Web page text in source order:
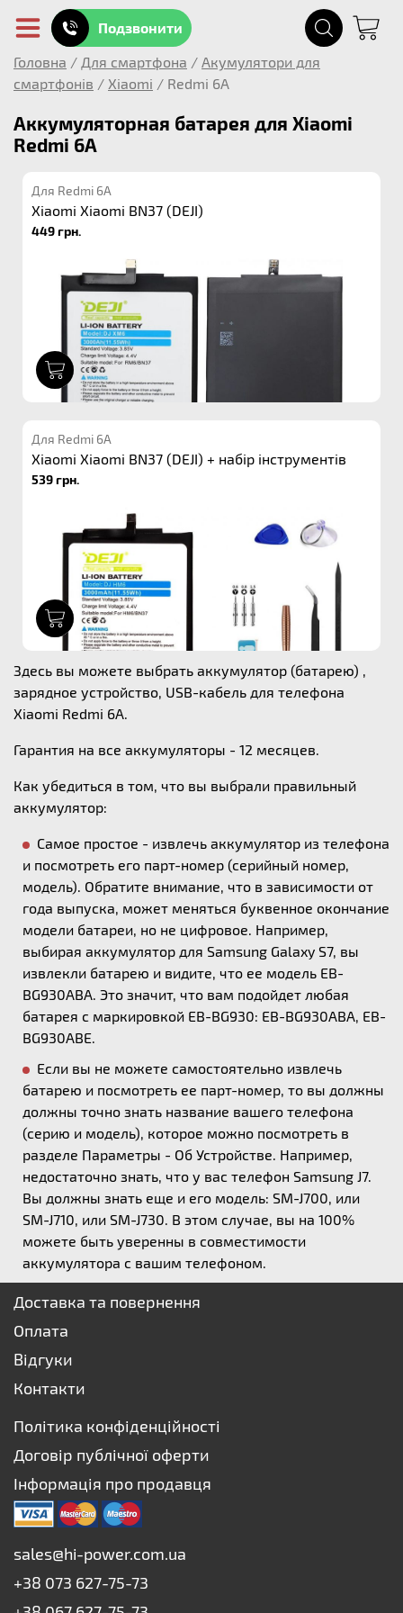
Подзвонити
Головна / Для смартфона / Акумулятори для
смартфонів / Xiaomi / Redmi 6A
Аккумуляторная батарея для Xiaomi
Redmi 6A
Для Redmi 6A
Xiaomi Xiaomi BN37 (DEJI)
449 грн.
Для Redmi 6A
Xiaomi Xiaomi BN37 (DEJI) + набір інструментів
539 грн.
Здесь вы можете выбрать аккумулятор (батарею) ,
зарядное устройство, USB-кабель для телефона
Xiaomi Redmi 6A.
Гарантия на все аккумуляторы - 12 месяцев.
Как убедиться в том, что вы выбрали правильный
аккумулятор:
Самое простое - извлечь аккумулятор из телефона
и посмотреть его парт-номер (серийный номер,
модель). Обратите внимание, что в зависимости от
года выпуска, может меняться буквенное окончание
модели батареи, но не цифровое. Например,
выбирая аккумулятор для Samsung Galaxy S7, вы
извлекли батарею и видите, что ее модель EB-
BG930ABA. Это значит, что вам подойдет любая
батарея с маркировкой EB-BG930: EB-BG930ABA, EB-
BG930ABE.
Если вы не можете самостоятельно извлечь
батарею и посмотреть ее парт-номер, то вы должны
должны точно знать название вашего телефона
(серию и модель), которое можно посмотреть в
разделе Параметры - Об Устройстве. Например,
недостаточно знать, что у вас телефон Samsung J7.
Вы должны знать еще и его модель: SM-J700, или
SM-J710, или SM-J730. В этом случае, вы на 100%
можете быть уверенны в совместимости
аккумулятора с вашим телефоном.
Доставка та повернення
Оплата
Відгуки
Контакти
Політика конфіденційності
Договір публічної оферти
Інформація про продавця
sales@hi-power.com.ua
+38 073 627-75-73